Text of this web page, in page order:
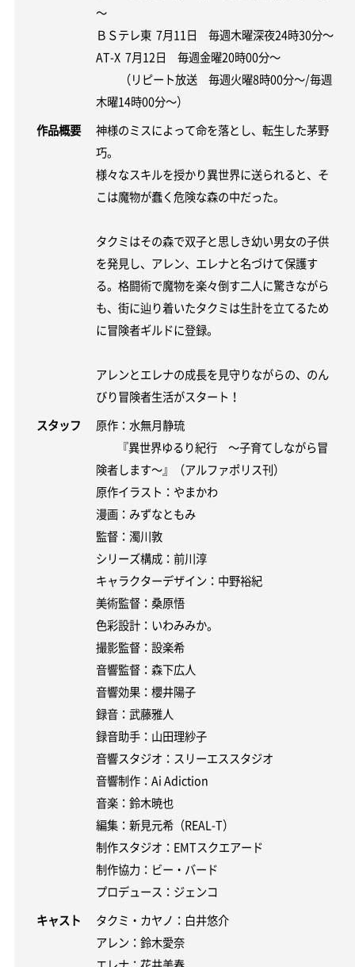
～
ＢＳテレ東 7月11日 毎週木曜深夜24時30分～
AT-X 7月12日 毎週金曜20時00分～
（リピート放送 毎週火曜8時00分～/毎週
木曜14時00分～）
作品概要
神様のミスによって命を落とし、転生した茅野
巧。
様々なスキルを授かり異世界に送られると、そ
こは魔物が蠢く危険な森の中だった。
タクミはその森で双子と思しき幼い男女の子供
を発見し、アレン、エレナと名づけて保護す
る。格闘術で魔物を楽々倒す二人に驚きながら
も、街に辿り着いたタクミは生計を立てるため
に冒険者ギルドに登録。
アレンとエレナの成長を見守りながらの、のん
びり冒険者生活がスタート！
スタッフ
原作：水無月静琉
『異世界ゆるり紀行 ～子育てしながら冒
険者します～』（アルファポリス刊）
原作イラスト：やまかわ
漫画：みずなともみ
監督：濁川敦
シリーズ構成：前川淳
キャラクターデザイン：中野裕紀
美術監督：桑原悟
色彩設計：いわみみか。
撮影監督：設楽希
音響監督：森下広人
音響効果：櫻井陽子
録音：武藤雅人
録音助手：山田理紗子
音響スタジオ：スリーエススタジオ
音響制作：Ai Adiction
音楽：鈴木暁也
編集：新見元希（REAL-T）
制作スタジオ：EMTスクエアード
制作協力：ビー・バード
プロデュース：ジェンコ
キャスト
タクミ・カヤノ：白井悠介
アレン：鈴木愛奈